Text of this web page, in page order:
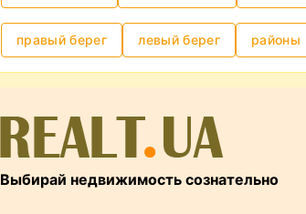
правый берег левый берег районы
Выбирай недвижимость сознательно